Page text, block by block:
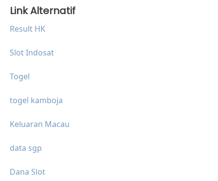
Link Alternatif
Result HK
Slot Indosat
Togel
togel kamboja
Keluaran Macau
data sgp
Dana Slot